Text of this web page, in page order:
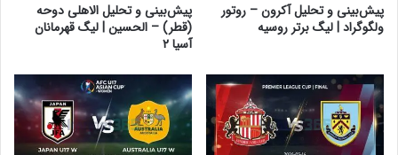
پیش‌بینی و تحلیل آکرون – روتور
ولگوگراد | لیگ برتر روسیه
پیش‌بینی و تحلیل الاهلی دوحه
(قطر) – الحسین | لیگ قهرمانان
آسیا ۲